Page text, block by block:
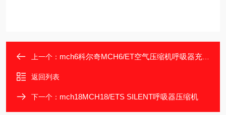
上一个： mch6科尔奇MCH6/ET空气压缩机呼吸器充气泵
返回列表
下一个： mch18MCH18/ETS SILENT呼吸器压缩机